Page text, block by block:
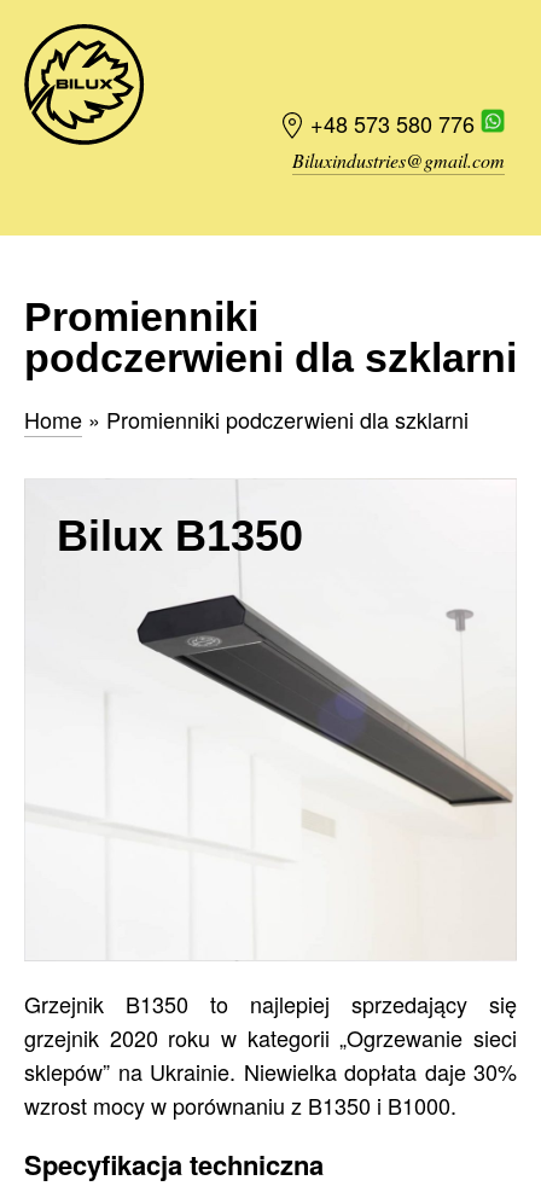
+48 573 580 776
Biluxindustries@gmail.com
Promienniki
podczerwieni dla szklarni
Home » Promienniki podczerwieni dla szklarni
Bilux B1350
Grzejnik B1350 to najlepiej sprzedający się
grzejnik 2020 roku w kategorii „Ogrzewanie sieci
sklepów” na Ukrainie. Niewielka dopłata daje 30%
wzrost mocy w porównaniu z B1350 i B1000.
Specyfikacja techniczna
Zamówienie